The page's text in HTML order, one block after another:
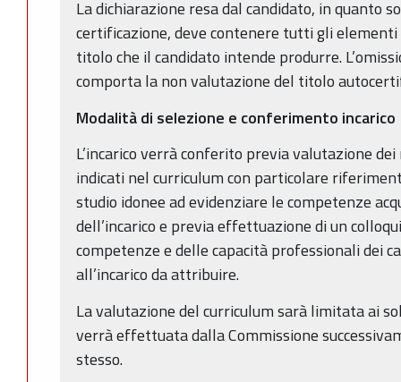
La dichiarazione resa dal candidato, in
certificazione, deve contenere tutti gli
titolo che il candidato intende produrre.
comporta la non valutazione del titolo
Modalità di selezione e conferimento incarico
L’incarico verrà conferito previa valutazione
indicati nel curriculum con particolare
studio idonee ad evidenziare le competenze
dell’incarico e previa effettuazione di un
competenze e delle capacità professionali dei
all’incarico da attribuire.
La valutazione del curriculum sarà limitata ai
verrà effettuata dalla Commissione
stesso.